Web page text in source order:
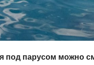
под парусом можно